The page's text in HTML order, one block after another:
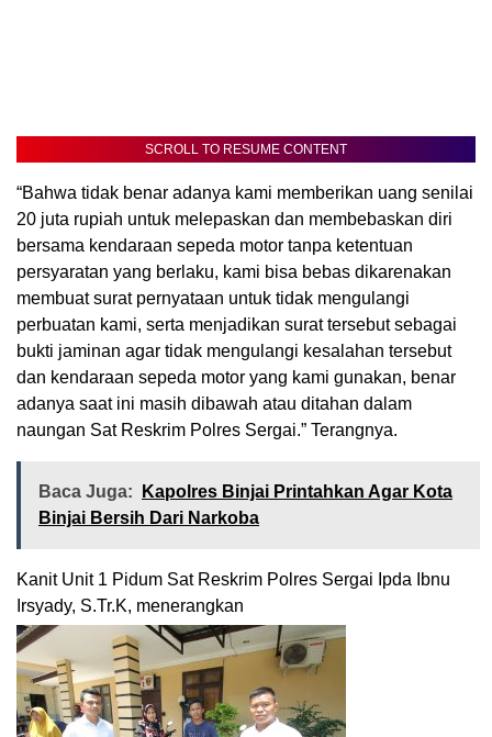
SCROLL TO RESUME CONTENT
“Bahwa tidak benar adanya kami memberikan uang senilai
20 juta rupiah untuk melepaskan dan membebaskan diri
bersama kendaraan sepeda motor tanpa ketentuan
persyaratan yang berlaku, kami bisa bebas dikarenakan
membuat surat pernyataan untuk tidak mengulangi
perbuatan kami, serta menjadikan surat tersebut sebagai
bukti jaminan agar tidak mengulangi kesalahan tersebut
dan kendaraan sepeda motor yang kami gunakan, benar
adanya saat ini masih dibawah atau ditahan dalam
naungan Sat Reskrim Polres Sergai.” Terangnya.
Baca Juga:
Kapolres Binjai Printahkan Agar Kota
Binjai Bersih Dari Narkoba
Kanit Unit 1 Pidum Sat Reskrim Polres Sergai Ipda Ibnu
Irsyady, S.Tr.K, menerangkan